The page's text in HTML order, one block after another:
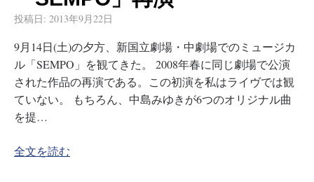
投稿日: 2013年9月22日
9月14日(土)の夕方、新国立劇場・中劇場でのミュージカ
ル「SEMPO」を観てきた。 2008年春に同じ劇場で公演
された作品の再演である。この初演を私はライヴでは観
ていない。 もちろん、中島みゆきが6つのオリジナル曲
を提…
全文を読む